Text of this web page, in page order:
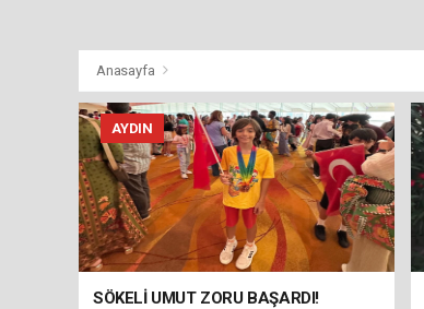
Anasayfa
AYDIN
SÖKELİ UMUT ZORU BAŞARDI!